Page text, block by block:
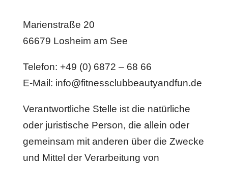
Marienstraße 20
66679 Losheim am See
Telefon: +49 (0) 6872 – 68 66
E-Mail: info@fitnessclubbeautyandfun.de
Verantwortliche Stelle ist die natürliche
oder juristische Person, die allein oder
gemeinsam mit anderen über die Zwecke
und Mittel der Verarbeitung von